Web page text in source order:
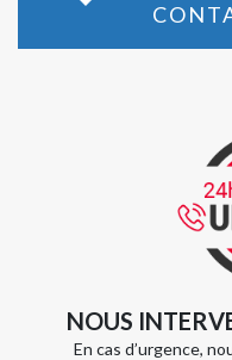
NOUS
En cas d’urgence,